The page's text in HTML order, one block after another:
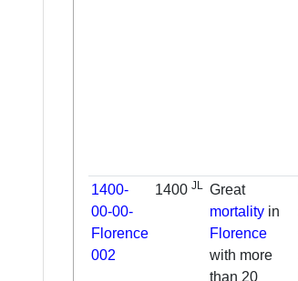
1400-
00-00-
Florence
002
1400JL
Great
mortality in
Florence
with more
than 20